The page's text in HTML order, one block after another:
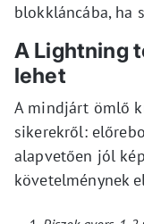
blokkláncába, ha
A Lightning
lehet
A mindjárt ömlő
sikerekről:
alapvetően jól
követelménynek